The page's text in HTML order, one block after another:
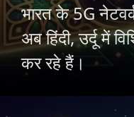
भारत के 5G
अब हिंदी, उर्दू में
कर रहे हैं।